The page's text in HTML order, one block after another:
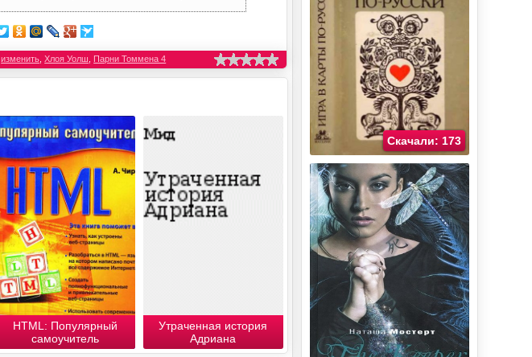
,изменить ,Хлоя Уолш Парни Томмена 4
HTML: Популярный
самоучитель
Утраченная история
Адриана
Скачали: 173